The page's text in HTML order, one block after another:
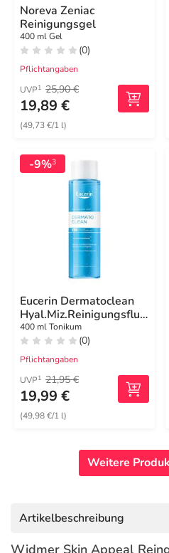
Noreva Zeniac
Reinigungsgel
400 ml Gel
(0)
Pflichtangaben
UVP1 25,90 €
19,89 €
(49,73 €/1 l)
-9%3
Eucerin Dermatoclean
Hyal.Miz.Reinigungsfluid
3in1
400 ml Tonikum
(0)
Pflichtangaben
UVP1 21,95 €
19,99 €
(49,98 €/1 l)
Weitere
Artikelbeschreibung
Widmer Skin Appeal